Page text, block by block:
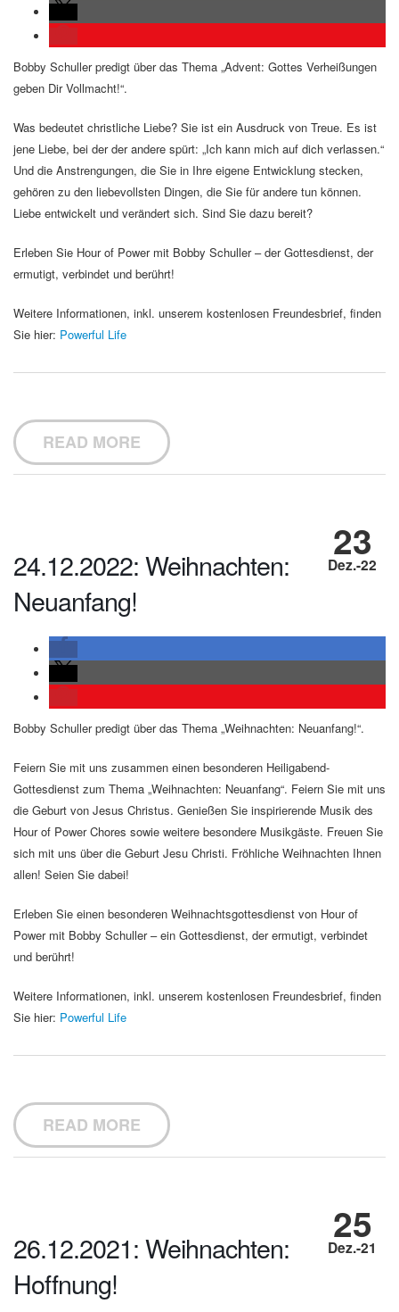
Bobby Schuller predigt über das Thema „Advent: Gottes Verheißungen
geben Dir Vollmacht!“.
Was bedeutet christliche Liebe? Sie ist ein Ausdruck von Treue. Es ist
jene Liebe, bei der der andere spürt: „Ich kann mich auf dich verlassen.“
Und die Anstrengungen, die Sie in Ihre eigene Entwicklung stecken,
gehören zu den liebevollsten Dingen, die Sie für andere tun können.
Liebe entwickelt und verändert sich. Sind Sie dazu bereit?
Erleben Sie Hour of Power mit Bobby Schuller – der Gottesdienst, der
ermutigt, verbindet und berührt!
Weitere Informationen, inkl. unserem kostenlosen Freundesbrief, finden
Sie hier: Powerful Life
READ MORE
23
Dez.-22
24.12.2022: Weihnachten:
Neuanfang!
Bobby Schuller predigt über das Thema „Weihnachten: Neuanfang!“.
Feiern Sie mit uns zusammen einen besonderen Heiligabend-
Gottesdienst zum Thema „Weihnachten: Neuanfang“. Feiern Sie mit uns
die Geburt von Jesus Christus. Genießen Sie inspirierende Musik des
Hour of Power Chores sowie weitere besondere Musikgäste. Freuen Sie
sich mit uns über die Geburt Jesu Christi. Fröhliche Weihnachten Ihnen
allen! Seien Sie dabei!
Erleben Sie einen besonderen Weihnachtsgottesdienst von Hour of
Power mit Bobby Schuller – ein Gottesdienst, der ermutigt, verbindet
und berührt!
Weitere Informationen, inkl. unserem kostenlosen Freundesbrief, finden
Sie hier: Powerful Life
READ MORE
25
Dez.-21
26.12.2021: Weihnachten:
Hoffnung!